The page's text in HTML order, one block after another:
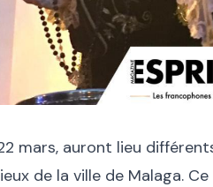
mars, auront lieu
de la ville de Malaga.